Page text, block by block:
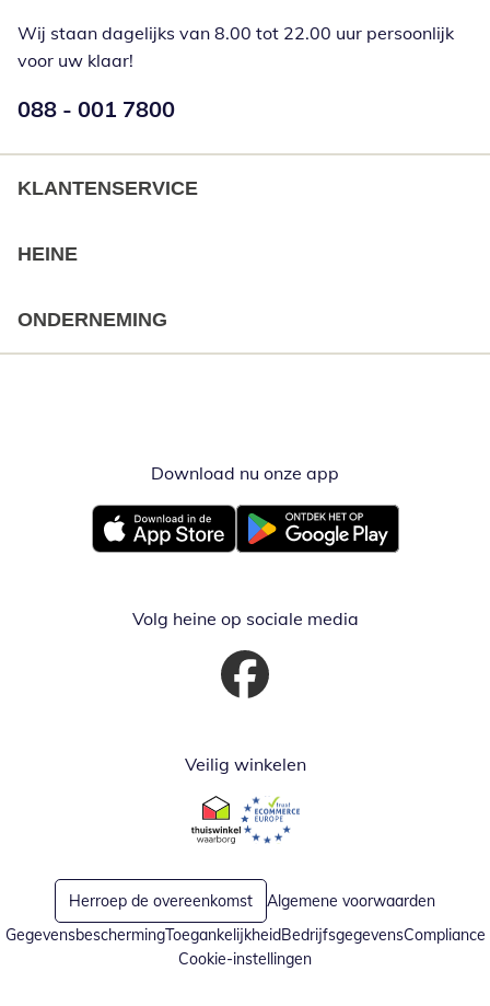
Wij staan dagelijks van 8.00 tot 22.00 uur persoonlijk
voor uw klaar!
Telefoonnummer:
088 - 001 7800
KLANTENSERVICE
HEINE
ONDERNEMING
Download nu onze app
Opent in nieuw vensterOpent in nieuw venster
Volg heine op sociale media
Opent in nieuw venster
Veilig winkelen
Opent in nieuw venster
Opent in nieuw venster
Herroep de overeenkomst
Algemene voorwaarden
GegevensbeschermingToegankelijkheidBedrijfsgegevensCompliance
Cookie-instellingen